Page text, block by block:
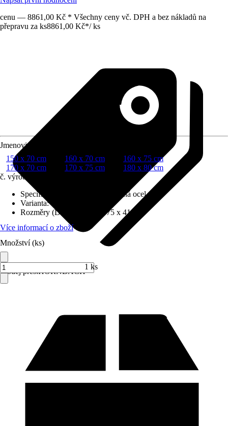
cenu — 8861,00 Kč * Všechny ceny vč. DPH a bez nákladů na
přepravu za ks8861,00 Kč*/ ks
Prodej přes:HORNBACH
Jmenovitý rozmer (DxŠ)
150 x 70 cm
160 x 70 cm
160 x 75 cm
170 x 70 cm
170 x 75 cm
180 x 80 cm
č. výrobku
Specifikace materiálu
Smaltovaná ocel
Varianta:
Rozměry (DxŠxV)
160 x 75 x 41 cm
Více informací o zboží
Množství (ks)
1 ks